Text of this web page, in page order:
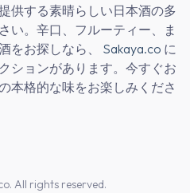
供する素晴らしい日本酒の多
い。辛口、フルーティー、ま
をお探しなら、 Sakaya.co に
ションがあります。今すぐお
本格的な味をお楽しみくださ
All rights reserved.